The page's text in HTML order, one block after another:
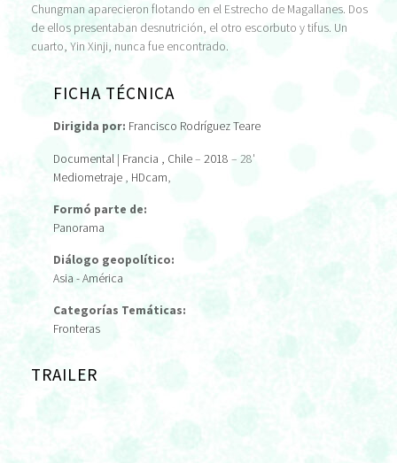
Chungman aparecieron flotando en el Estrecho de Magallanes. Dos
de ellos presentaban desnutrición, el otro escorbuto y tifus. Un
cuarto, Yin Xinji, nunca fue encontrado.
FICHA TÉCNICA
Dirigida por: Francisco Rodríguez Teare
Documental | Francia , Chile– 2018 – 28'
Mediometraje , HDcam,
Formó parte de:
Panorama
Diálogo geopolítico:
Asia - América
Categorías Temáticas:
Fronteras
TRAILER